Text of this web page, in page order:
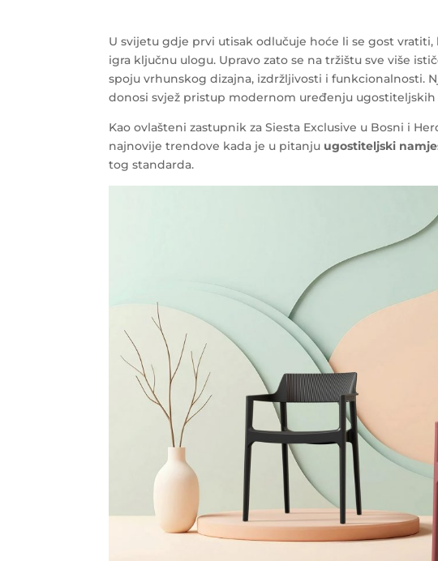
U svijetu gdje prvi utisak odlučuje hoće li se gost vratiti,
igra ključnu ulogu. Upravo zato se na tržištu sve više
spoju vrhunskog dizajna, izdržljivosti i funkcionalnosti.
donosi svjež pristup modernom uređenju ugostiteljskih
Kao ovlašteni zastupnik za Siesta Exclusive u Bosni i
najnovije trendove kada je u pitanju ugostiteljski
tog standarda.